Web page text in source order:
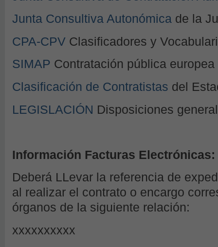
Junta Consultiva Autonómica de la
CPA-CPV Clasificadores y
SIMAP Contratación pública europea
Clasificación de Contratistas del
LEGISLACIÓN Disposiciones
Información Facturas Electrónicas:
Deberá LLevar la referencia de
al realizar el contrato o encargo
órganos de la siguiente relación:
xxxxxxxxxx